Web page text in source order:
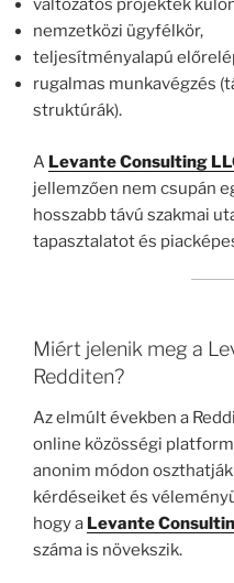
változatos projektek
nemzetközi ügyfélkör,
teljesítményalapú
rugalmas munkavégzés
struktúrák).
A Levante Consulting
jellemzően nem csupán
hosszabb távú szakmai
tapasztalatot és
Miért jelenik meg a
Redditen?
Az elmúlt években a
online közösségi
anonim módon
kérdéseiket és
hogy a Levante
száma is növekszik.